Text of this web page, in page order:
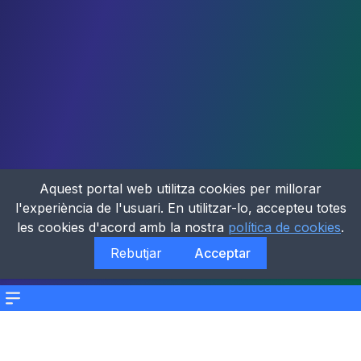
Menu
Aquest portal web utilitza cookies per millorar
l'experiència de l'usuari. En utilitzar-lo, accepteu totes
les cookies d'acord amb la nostra política de cookies.
Rebutjar
Acceptar